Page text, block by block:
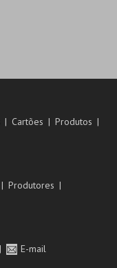
Cartões
Produtos
Produtores
E-mail